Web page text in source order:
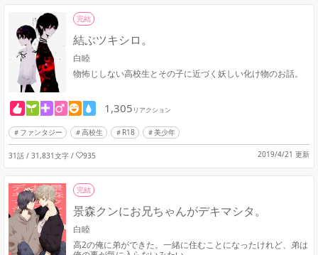
完結
結ぶツキシロ。
白睦
物怖じしない高校生とその子に近づく妖しい化け物のお話。
1,305 リアクション
ファンタジー 高校生 R18 美少年
31話 / 31,831文字 / 935 2019/4/21 更新
完結
景森クンにお兄ちゃんがデキマシタ。
白睦
高2の俺に弟ができた。一緒に住むことになったけれど、弟は